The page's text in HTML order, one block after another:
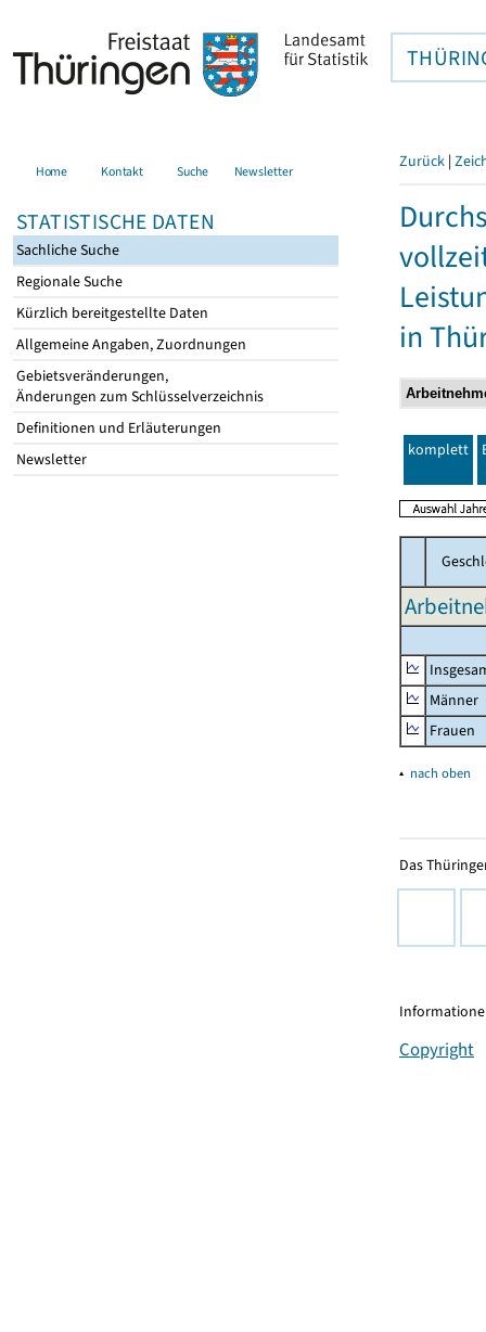
Home Kontakt Suche Newsletter
STATISTISCHE DATEN
Sachliche Suche
Regionale Suche
Kürzlich bereitgestellte Daten
Allgemeine Angaben, Zuordnungen
Gebietsveränderungen,
Änderungen zum Schlüsselverzeichnis
Definitionen und Erläuterungen
Newsletter
Zurück |
in
komplett
Männer
Frauen
▴ nach oben
Das
Copyright